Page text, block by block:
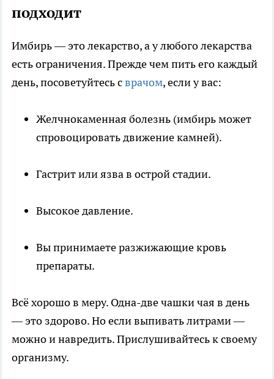
подходит
Имбирь — это лекарство, а у любого лекарства
есть ограничения. Прежде чем пить его каждый
день, посоветуйтесь сврачом, если у вас:
Желчнокаменная болезнь (имбирь может
спровоцировать движение камней).
Гастрит или язва в острой стадии.
Высокое давление.
Вы принимаете разжижающие кровь
препараты.
Всё хорошо в меру. Одна-две чашки чая в день
— это здорово. Но если выпивать литрами —
можно и навредить. Прислушивайтесь к своему
организму.